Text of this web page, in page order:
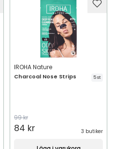
IROHA Nature
Charcoal Nose Strips 5 st
99 kr
84 kr 3 butiker